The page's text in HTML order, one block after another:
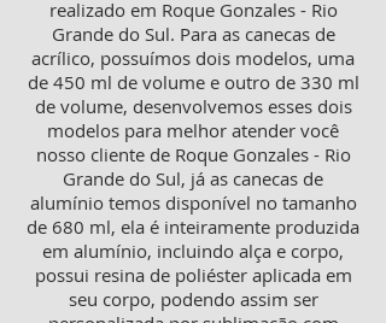
realizado em Roque Gonzales - Rio
Grande do Sul. Para as canecas de
acrílico, possuímos dois modelos, uma
de 450 ml de volume e outro de 330 ml
de volume, desenvolvemos esses dois
modelos para melhor atender você
nosso cliente de Roque Gonzales - Rio
Grande do Sul, já as canecas de
alumínio temos disponível no tamanho
de 680 ml, ela é inteiramente produzida
em alumínio, incluindo alça e corpo,
possui resina de poliéster aplicada em
seu corpo, podendo assim ser